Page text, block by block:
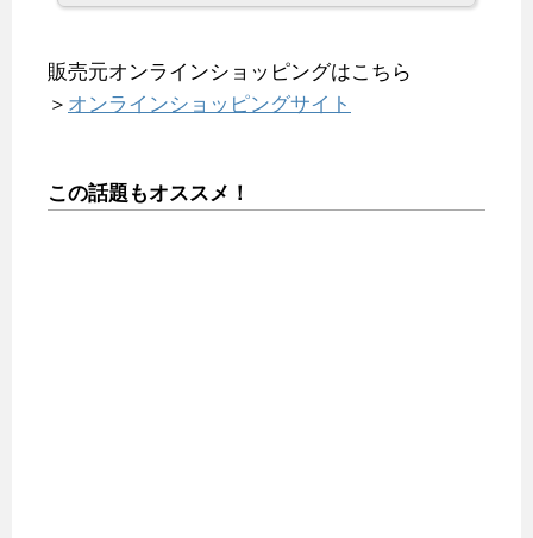
販売元オンラインショッピングはこちら
＞ オンラインショッピングサイト
この話題もオススメ！